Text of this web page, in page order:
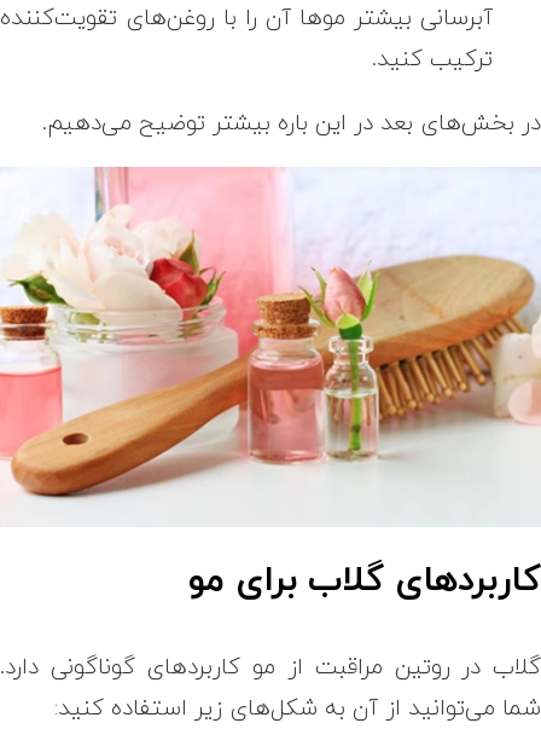
آبرسانی بیشتر موها آن را با روغن‌های تقویت‌کننده
ترکیب کنید.
در بخش‌های بعد در این باره بیشتر توضیح می‌دهیم.
کاربردهای گلاب برای مو
گلاب در روتین مراقبت از مو کاربردهای گوناگونی دارد.
شما می‌توانید از آن به‌ شکل‌های زیر استفاده کنید: